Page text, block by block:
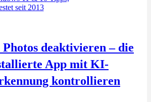
deaktivieren – die
App mit KI-
kontrollieren